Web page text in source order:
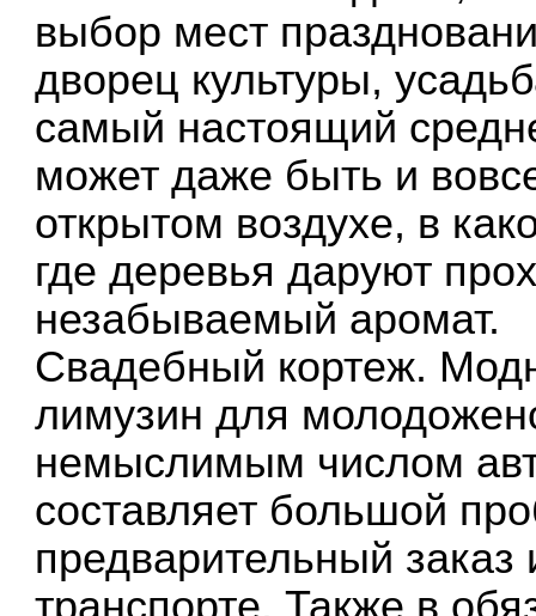
выбор мест
дворец культуры,
самый настоящий
может даже быть и
открытом воздухе, в
где деревья даруют
незабываемый аромат.
Свадебный кортеж.
лимузин для
немыслимым числом
составляет большой
предварительный заказ
транспорте. Также в